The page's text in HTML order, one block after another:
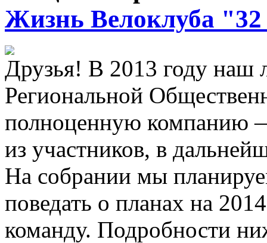
Жизнь Велоклуба
Друзья! В 2013 году наш
Региональной
полноценную компанию
из участников, в
На собрании мы
поведать о планах на
команду. Подробности